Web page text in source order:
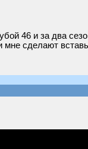
46 и за два
мне сделают